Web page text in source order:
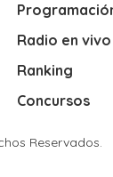
Radio en vivo
Ranking
Concursos
Reservados.